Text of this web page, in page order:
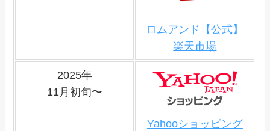
ロムアンド【公式】
楽天市場
2025年
11月初旬〜
Yahooショッピング